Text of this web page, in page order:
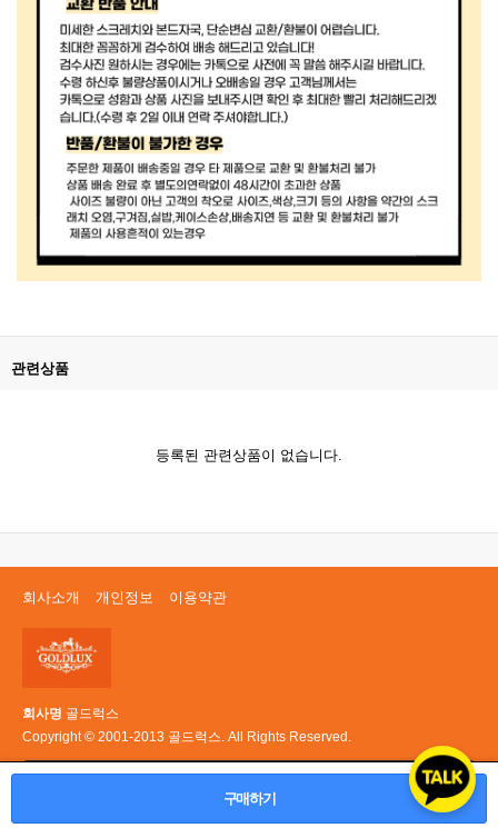
구매하기
관련상품
등록된 관련상품이 없습니다.
회사소개 개인정보 이용약관
회사명 골드럭스
Copyright © 2001-2013 골드럭스. All Rights Reserved.
PC 버전